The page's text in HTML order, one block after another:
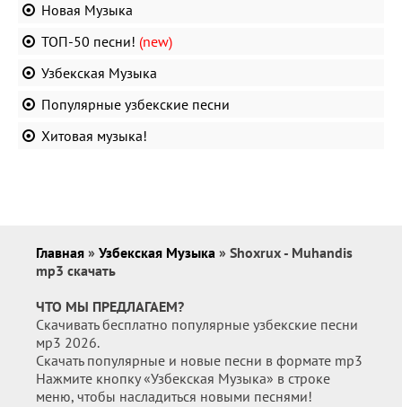
Новая Музыка
ТОП-50 песни! (new)
Узбекская Музыка
Популярные узбекские песни
Хитовая музыка!
Главная » Узбекская Музыка » Shoxrux - Muhandis
mp3 скачать
ЧТО МЫ ПРЕДЛАГАЕМ?
Скачивать бесплатно популярные узбекские песни
мр3 2026.
Скачать популярные и новые песни в формате mp3
Нажмите кнопку «Узбекская Музыка» в строке
меню, чтобы насладиться новыми песнями!